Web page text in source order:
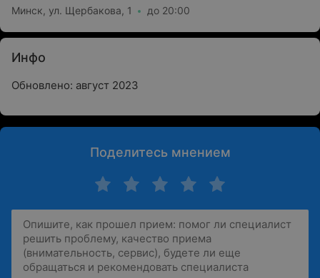
Минск, ул. Щербакова, 1 до 20:00
Инфо
Обновлено: август 2023
Поделитесь мнением